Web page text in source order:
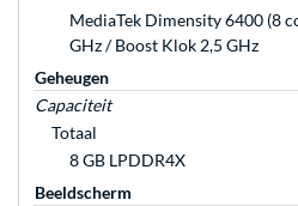
MediaTek Dimensity 6400 (8
GHz / Boost Klok 2,5 GHz
Geheugen
Capaciteit
Totaal
8 GB LPDDR4X
Beeldscherm